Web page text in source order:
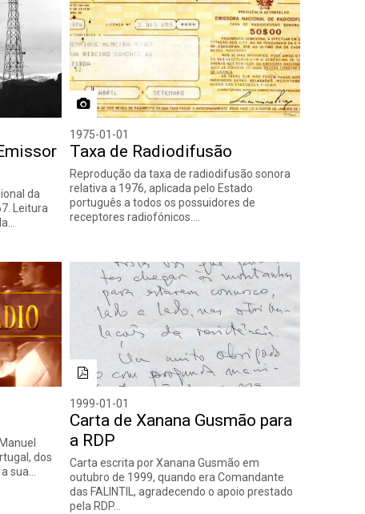
da
Leitura
1975-01-01
Taxa de Radiodifusão
Reprodução da taxa de radiodifusão sonora
relativa a 1976, aplicada pelo Estado
português a todos os possuidores de
receptores radiofónicos.…
dos
sua…
1999-01-01
Carta de Xanana Gusmão para
a RDP
Carta escrita por Xanana Gusmão em
outubro de 1999, quando era Comandante
das FALINTIL, agradecendo o apoio prestado
pela RDP…